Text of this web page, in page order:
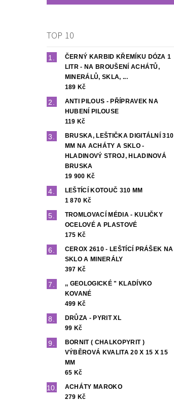
TOP 10
ČERNÝ KARBID KŘEMÍKU DÓZA 1
LITR - NA BROUŠENÍ ACHÁTŮ,
MINERÁLŮ, SKLA, ...
189 Kč
ANTI PILOUS - PŘÍPRAVEK NA
HUBENÍ PILOUSE
119 Kč
BRUSKA, LEŠTIČKA DIGITÁLNÍ 310
MM NA ACHÁTY A SKLO -
HLADINOVÝ STROJ, HLADINOVÁ
BRUSKA
19 900 Kč
LEŠTÍCÍ KOTOUČ 310 MM
1 870 Kč
TROMLOVACÍ MÉDIA - KULIČKY
OCELOVÉ A PLASTOVÉ
175 Kč
CEROX 2610 - LEŠTÍCÍ PRÁŠEK NA
SKLO A MINERÁLY
397 Kč
,, GEOLOGICKÉ " KLADÍVKO
KOVANÉ
499 Kč
DRŮZA - PYRIT XL
99 Kč
BORNIT ( CHALKOPYRIT )
VÝBĚROVÁ KVALITA 20 X 15 X 15
MM
65 Kč
ACHÁTY MAROKO
279 Kč